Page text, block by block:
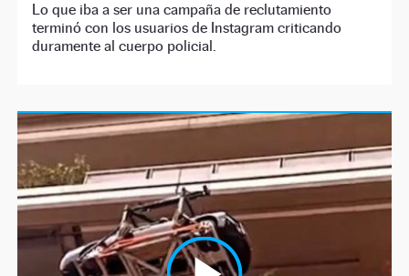
Lo que iba a ser una campaña de reclutamiento
terminó con los usuarios de Instagram criticando
duramente al cuerpo policial.